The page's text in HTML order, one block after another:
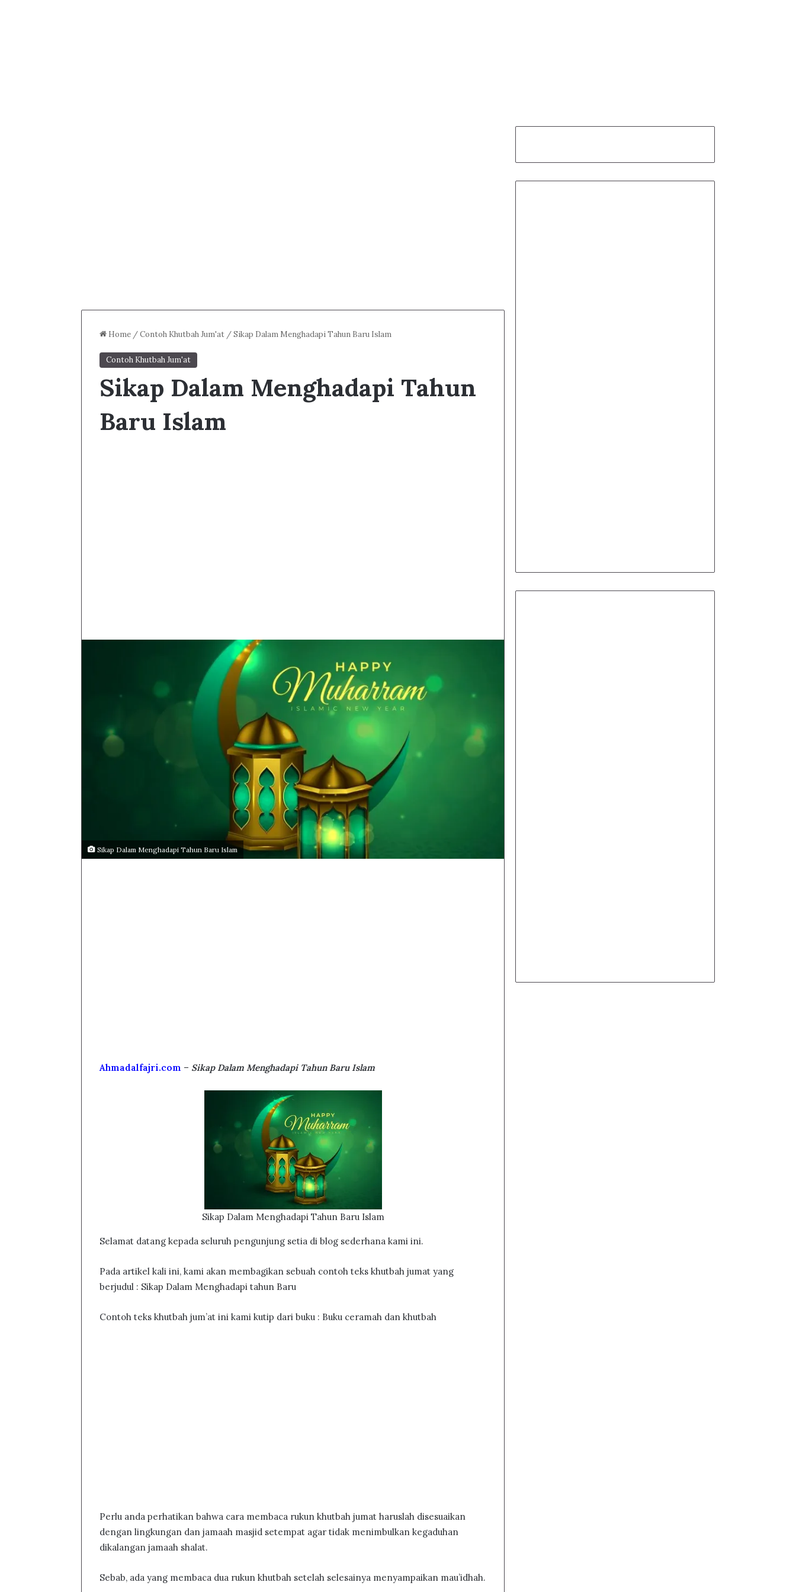
Home /Contoh Khutbah Jum'at /Sikap Dalam Menghadapi Tahun Baru Islam
Contoh Khutbah Jum'at
Sikap Dalam Menghadapi Tahun
Baru Islam
Sikap Dalam Menghadapi Tahun Baru Islam
Ahmadalfajri.com – Sikap Dalam Menghadapi Tahun Baru Islam
Sikap Dalam Menghadapi Tahun Baru Islam
Selamat datang kepada seluruh pengunjung setia di blog sederhana kami ini.
Pada artikel kali ini, kami akan membagikan sebuah contoh teks khutbah jumat yang
berjudul : Sikap Dalam Menghadapi tahun Baru
Contoh teks khutbah jum’at ini kami kutip dari buku : Buku ceramah dan khutbah
Perlu anda perhatikan bahwa cara membaca rukun khutbah jumat haruslah disesuaikan
dengan lingkungan dan jamaah masjid setempat agar tidak menimbulkan kegaduhan
dikalangan jamaah shalat.
Sebab, ada yang membaca dua rukun khutbah setelah selesainya menyampaikan mau’idhah.